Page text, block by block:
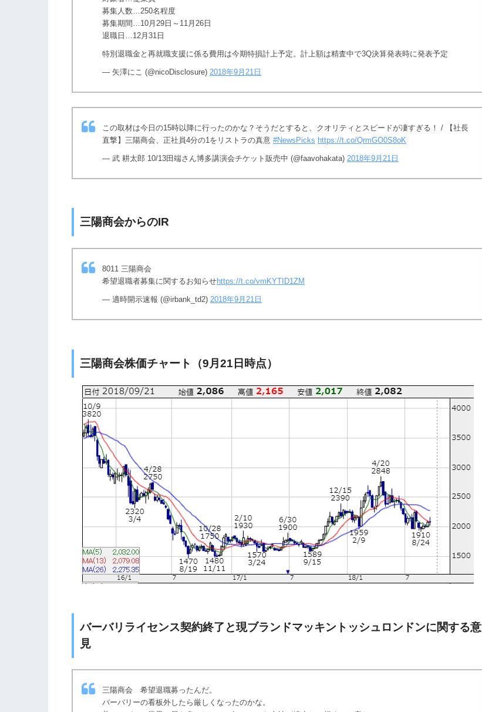
募集人数…250名程度
募集期間…10月29日～11月26日
退職日…12月31日
特別退職金と再就職支援に係る費用は今期特損計上予定。計上額は精査中で3Q決算発表時に発表予定
— 矢澤にこ (@nicoDisclosure) 2018年9月21日
この取材は今日の15時以降に行ったのかな？そうだとすると、クオリティとスピードが凄すぎる！ / 【社長
直撃】三陽商会、正社員4分の1をリストラの真意 #NewsPicks https://t.co/QrmGO0S8oK
— 武 耕太郎 10/13田端さん博多講演会チケット販売中 (@faavohakata) 2018年9月21日
三陽商会からのIR
8011 三陽商会
希望退職者募集に関するお知らせhttps://t.co/vmKYTID1ZM
— 適時開示速報 (@irbank_td2) 2018年9月21日
三陽商会株価チャート（9月21日時点）
バーバリライセンス契約終了と現ブランドマッキントッシュロンドンに関する意
見
三陽商会 希望退職募ったんだ。
バーバリーの看板外したら厳しくなったのかな。